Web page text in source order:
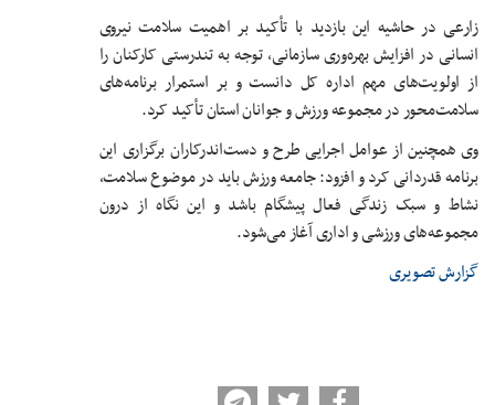
زارعی در حاشیه این بازدید با تأکید بر اهمیت سلامت نیروی
انسانی در افزایش بهره‌وری سازمانی، توجه به تندرستی کارکنان را
از اولویت‌های مهم اداره کل دانست و بر استمرار برنامه‌های
سلامت‌محور در مجموعه ورزش و جوانان استان تأکید کرد.
وی همچنین از عوامل اجرایی طرح و دست‌اندرکاران برگزاری این
برنامه قدردانی کرد و افزود: جامعه ورزش باید در موضوع سلامت،
نشاط و سبک زندگی فعال پیشگام باشد و این نگاه از درون
مجموعه‌های ورزشی و اداری آغاز می‌شود.
گزارش تصویری